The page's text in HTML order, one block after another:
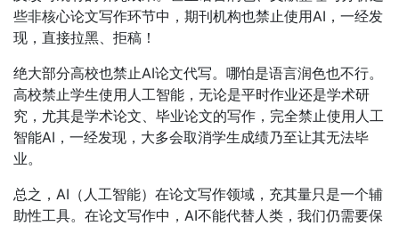
些非核心论文写作环节中，期刊机构也禁止使用AI，一经发
现，直接拉黑、拒稿！
绝大部分高校也禁止AI论文代写。哪怕是语言润色也不行。
高校禁止学生使用人工智能，无论是平时作业还是学术研
究，尤其是学术论文、毕业论文的写作，完全禁止使用人工
智能AI，一经发现，大多会取消学生成绩乃至让其无法毕
业。
总之，AI（人工智能）在论文写作领域，充其量只是一个辅
助性工具。在论文写作中，AI不能代替人类，我们仍需要保